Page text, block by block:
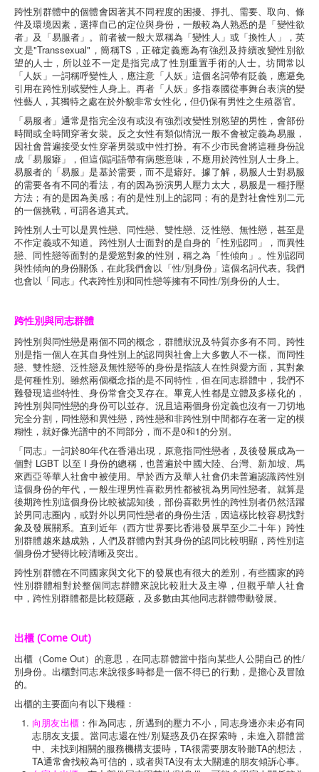
跨性別群體中的個體會因著其不同程度的困擾、掙扎、需要、取向、條
件及環境因素，選擇自己的定位與身份，一般較為人熟悉的是「變性欲
者」及「易服者」。前者被一般大眾稱為「變性人」或「換性人」，英
文是"Transsexual"，簡稱TS，正確定義應為有強烈及持續改變性別欲
望的人士，所以並不一定是指完成了性別重置手術的人士。坊間常以
「人妖」一詞稱呼變性人，應注意「人妖」這個名詞帶有貶義，應避免
引用在跨性別或變性人身上。再者「人妖」多指泰國從事舞台表演的變
性藝人，其獨特之處在於外貌非常女性化，但仍保有男性之生殖器官。
「易服者」通常是指完全沒有或沒有強烈改變性別慾望的男性，會部份
時間或全時間穿著女裝。反之女性有類似情況一般不會被定義為易服，
因社會普遍接受女性穿著男裝或中性打扮。有不少市民會將這種身份說
成「易服癖」，但這個詞語帶有病態意味，不應用於跨性別人士身上。
易服者的「易服」是基於需要，而不是癖好。據了解，易服人士對易服
的需要各有不同的看法，有的因為扮演男人壓力太大，易服是一種抒壓
方法；有的是因為美感；有的是性別上的認同；有的是對社會性別二元
的一個挑戰，可謂各適其式。
跨性別人士可以是異性戀、同性戀、雙性戀、泛性戀、無性戀，甚至是
不作定義或不知道。跨性別人士面對的是自身的「性別認同」，而異性
戀、同性戀等面對的是愛慾對象的性別，稱之為「性傾向」。性別認同
與性傾向的身份關係，在此我們會以「性/別身份」這個名詞代表。我們
也會以「同志」代表跨性別和同性戀等擁有不同性/別身份的人士。
跨性別與同志群體
跨性別與同性戀是兩個不同的概念，群體狀況及特質亦多有不同。跨性
別是指一個人在其自身性別上的認同與社會上大多數人不一樣。而同性
戀、雙性戀、泛性戀及無性戀等的身份是指該人在性與愛方面，其對象
是何種性別。雖然兩個概念指的是不同特性，但在同志群體中，我們不
難發現這些特性、身份常會交叉存在。畢竟人性都是立體及多樣化的，
跨性別與同性戀的身份可以並存。況且這兩個身份定義也沒有一刀切地
完全分割，同性戀和異性戀，跨性戀和非跨性別中間都存在著一定的模
糊性，就好像光譜中的不同部分，而不是0和1的分別。
「同志」一詞於80年代在香港出現，原意指同性戀者，及後發展成為一
個對 LGBT 以至 I 身份的總稱，也普遍於中國大陸、台灣、新加坡、馬
來西亞等華人社會中被使用。早於西方及華人社會仍未普遍認識跨性別
這個身份的年代，一般生理男性喜歡男性都被視為男同性戀者。就算是
後期跨性別這個身份比較被認知後，部份喜歡男性的跨性別者仍然活躍
於男同志圈內，或對外以男同性戀者的身份生活，因這樣比較容易找對
象及發展關系。直到近年（西方世界要比香港發展早至少二十年）跨性
別群體越來越成熟，人們及群體內對其身份的認同比較明顯，跨性別這
個身份才變得比較清晰及突出。
跨性別群體在不同國家與文化下的發展也有很大的差別，有些國家的跨
性別群體相對於整個同志群體來說比較壯大及主導，但觀乎華人社會
中，跨性別群體都是比較隱蔽，及多數由其他同志群體帶動發展。
出櫃 (Come Out)
出櫃（Come Out）的意思，在同志群體當中指向某些人公開自己的性/
別身份。出櫃對同志來說很多時都是一個不得已的行動，是擔心及冒險
的。
出櫃的主要面向有以下幾種：
向朋友出櫃 ：作為同志，所遇到的壓力不小，同志身邊亦未必有同
志朋友支援。當同志還在性/別疑惑及仍在探索時，未進入群體當
中、未找到相關的服務機構支援時，TA很需要朋友聆聽TA的想法，
TA通常會找較為可信的，或者與TA沒有太大關連的朋友傾訴心事。